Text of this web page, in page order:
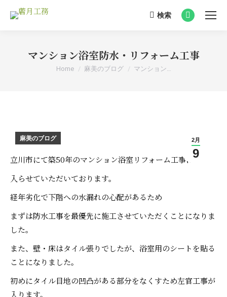
Search:
検索
Facebook
in
マンション浴室防水・リフォーム工事
You are here:
Home 麻美のブログ マンション…
2月
9
麻美のブログ
立川市にて築50年のマンション浴室リフォーム工事に
入らせていただいております。
経年劣化で下階への水漏れの心配があるため
まずは防水工事を最優先に施工させていただくことになりま
した。
また、壁・床はタイル張りでしたが、浴室用のシートを貼る
ことになりました。
初めにタイル目地の凹凸がある部分をなくすため左官工事が
入ります。